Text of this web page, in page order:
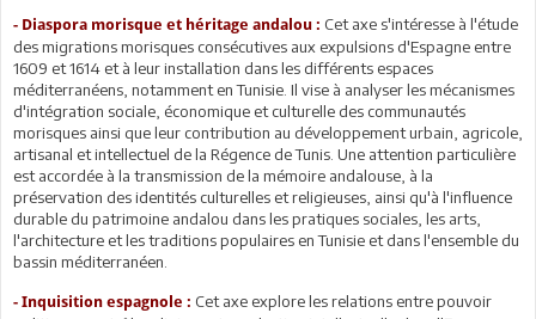
- Diaspora morisque et héritage andalou : Cet axe s'intéresse à l'étude
des migrations morisques consécutives aux expulsions d'Espagne entre
1609 et 1614 et à leur installation dans les différents espaces
méditerranéens, notamment en Tunisie. Il vise à analyser les mécanismes
d'intégration sociale, économique et culturelle des communautés
morisques ainsi que leur contribution au développement urbain, agricole,
artisanal et intellectuel de la Régence de Tunis. Une attention particulière
est accordée à la transmission de la mémoire andalouse, à la
préservation des identités culturelles et religieuses, ainsi qu'à l'influence
durable du patrimoine andalou dans les pratiques sociales, les arts,
l'architecture et les traditions populaires en Tunisie et dans l'ensemble du
bassin méditerranéen.
- Inquisition espagnole : Cet axe explore les relations entre pouvoir